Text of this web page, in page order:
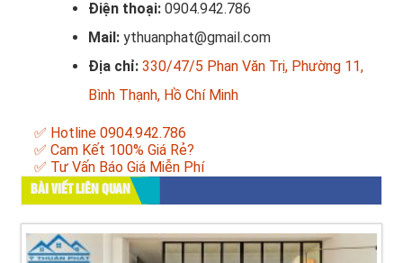
Điện thoại: 0904.942.786
Mail: ythuanphat@gmail.com
Địa chỉ: 330/47/5 Phan Văn Trị, Phường 11,
Bình Thạnh, Hồ Chí Minh
✅ Hotline 0904.942.786
✅ Cam Kết 100% Giá Rẻ?
✅ Tư Vấn Báo Giá Miễn Phí
BÀI VIẾT LIÊN QUAN